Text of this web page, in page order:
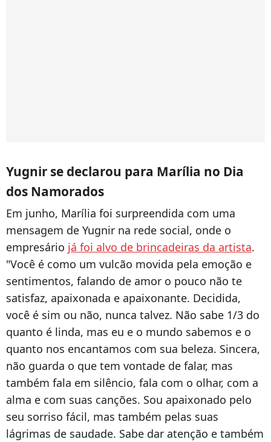
Yugnir se declarou para Marília no Dia
dos Namorados
Em junho, Marília foi surpreendida com uma
mensagem de Yugnir na rede social, onde o
empresário já foi alvo de brincadeiras da artista.
"Você é como um vulcão movida pela emoção e
sentimentos, falando de amor o pouco não te
satisfaz, apaixonada e apaixonante. Decidida,
você é sim ou não, nunca talvez. Não sabe 1/3 do
quanto é linda, mas eu e o mundo sabemos e o
quanto nos encantamos com sua beleza. Sincera,
não guarda o que tem vontade de falar, mas
também fala em silêncio, fala com o olhar, com a
alma e com suas canções. Sou apaixonado pelo
seu sorriso fácil, mas também pelas suas
lágrimas de saudade. Sabe dar atenção e também